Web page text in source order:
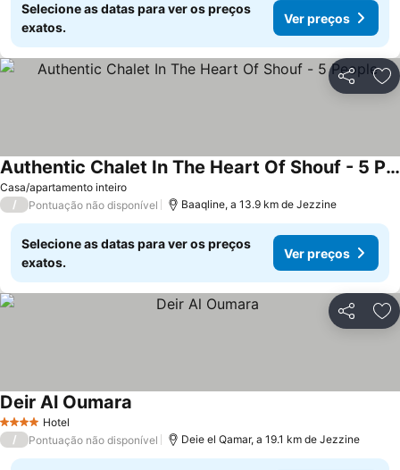
Selecione as datas para ver os preços
exatos.
Ver preços
Partilhar
Casa/apartamento inteiro
Authentic Chalet In The Heart Of Shouf - 5 People
Ver preços
/ Pontuação não disponível Baaqline, a 13.9 km de Jezzine
Selecione as datas para ver os preços
exatos.
Ver preços
Partilhar
4 EstrelasHotel
Deir Al Oumara
/ Pontuação não disponível Deie el Qamar, a 19.1 km de Jezzine